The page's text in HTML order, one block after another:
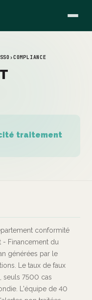
›COMPLIANCE
traitement
conformité
- Financement du
générées par le
Le taux de faux
seuls 7500 cas
L'équipe de 40